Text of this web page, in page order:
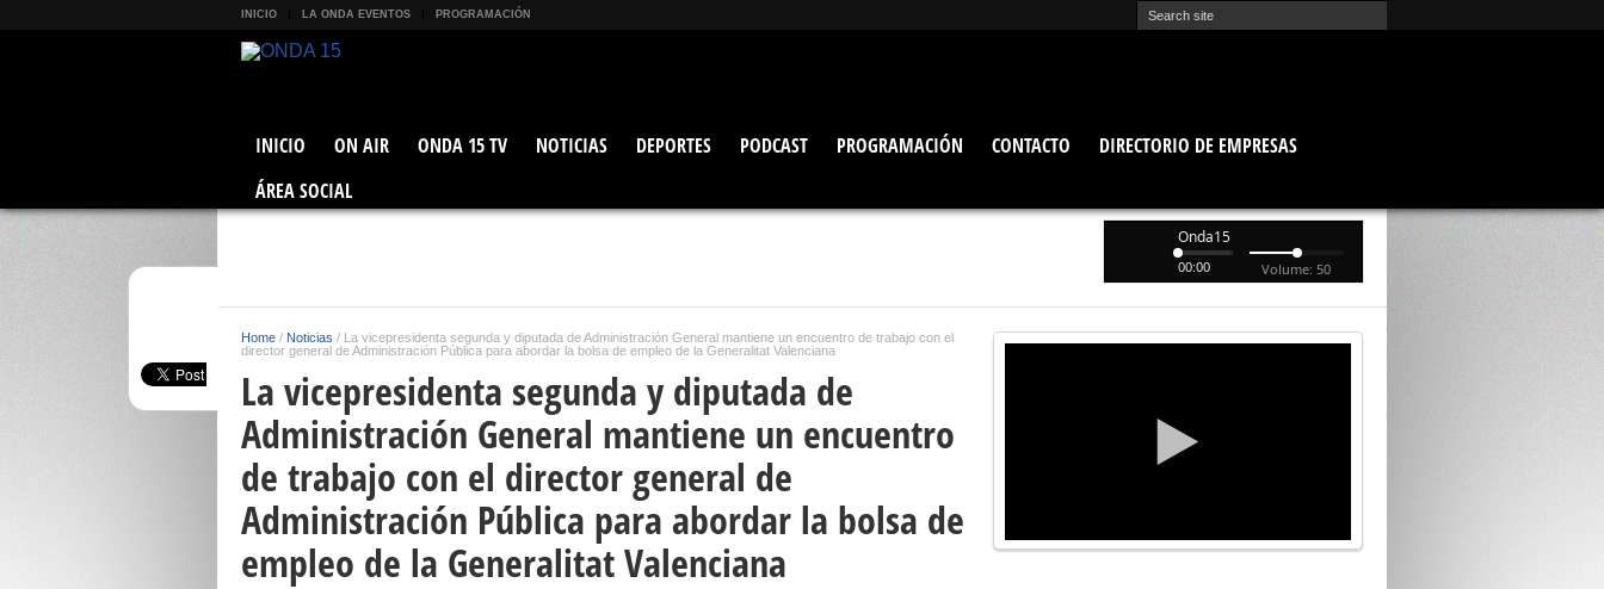
INICIO LA ONDA EVENTOS PROGRAMACIÓN
INICIO ON AIR ONDA 15 TV NOTICIAS DEPORTES PODCAST PROGRAMACIÓN CONTACTO
DIRECTORIO DE EMPRESAS
ÁREA SOCIAL
Onda15
00:00 Volume: 50
Home / Noticias / La vicepresidenta segunda y diputada de Administración General mantiene un encuentro de trabajo con el
director general de Administración Pública para abordar la bolsa de empleo de la Generalitat Valenciana
La vicepresidenta segunda y diputada de
Administración General mantiene un encuentro
de trabajo con el director general de
Administración Pública para abordar la bolsa de
empleo de la Generalitat Valenciana